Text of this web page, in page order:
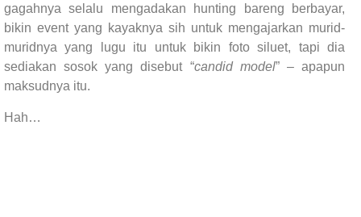
gagahnya selalu mengadakan hunting bareng berbayar,
bikin event yang kayaknya sih untuk mengajarkan murid-
muridnya yang lugu itu untuk bikin foto siluet, tapi dia
sediakan sosok yang disebut “candid model” – apapun
maksudnya itu.
Hah…